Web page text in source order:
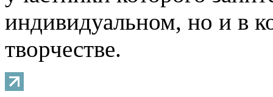
индивидуальном, но и в
творчестве.